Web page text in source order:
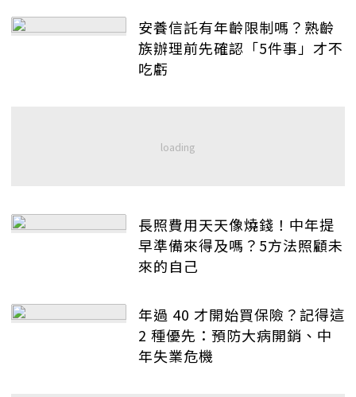
安養信託有年齡限制嗎？熟齡
族辦理前先確認「5件事」才不
吃虧
長照費用天天像燒錢！中年提
早準備來得及嗎？5方法照顧未
來的自己
年過 40 才開始買保險？記得這
2 種優先：預防大病開銷、中
年失業危機